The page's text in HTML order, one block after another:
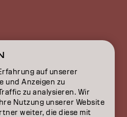
auf unserer
und Anzeigen zu
zu analysieren. Wir
Nutzung unserer Website
weiter, die diese mit